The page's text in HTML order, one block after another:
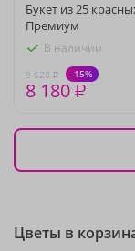
Букет из 25
Премиум
В наличии
9 620 ₽ -15%
8 180 ₽
Цветы в